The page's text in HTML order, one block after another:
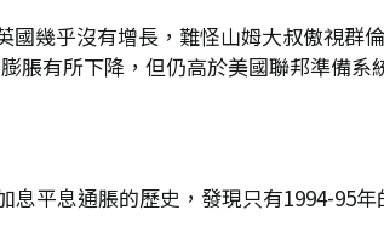
幾乎沒有增長，難怪山姆大叔傲視群
脹有所下降，但仍高於美國聯邦準備
平息通脹的歷史，發現只有1994-95